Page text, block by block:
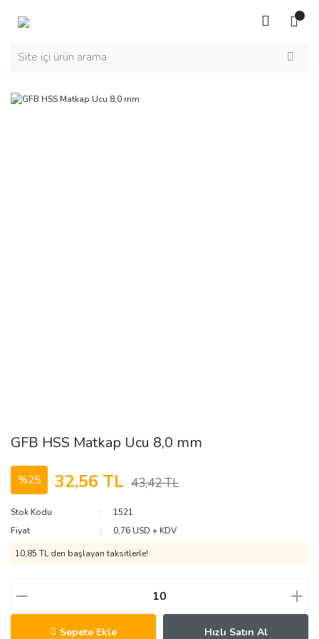
GFB HSS Matkap Ucu 8,0 mm
%25 32,56 TL 43,42 TL
Stok Kodu
1521
Fiyat
0,76 USD + KDV
10,85 TL den başlayan taksitlerle!
Sepete Ekle Hızlı Satın Al